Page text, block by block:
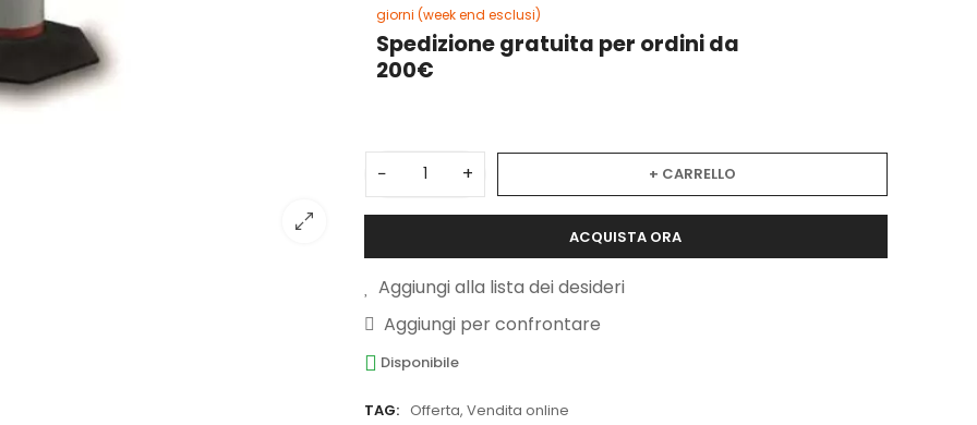
giorni (week end esclusi)
Spedizione gratuita per ordini da
200€
− + + CARRELLO
ACQUISTA ORA
Aggiungi alla lista dei desideri
Aggiungi per confrontare
Disponibile
TAG: Offerta, Vendita online